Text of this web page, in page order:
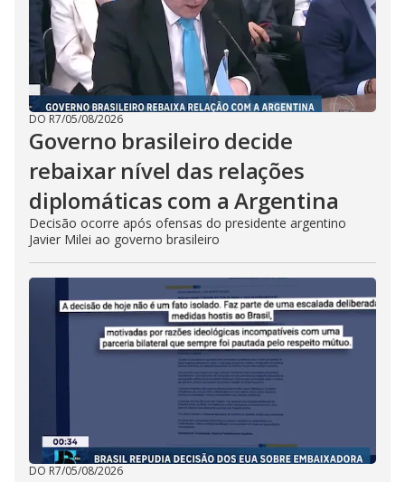
DO R7/05/08/2026
Governo brasileiro decide
rebaixar nível das relações
diplomáticas com a Argentina
Decisão ocorre após ofensas do presidente argentino
Javier Milei ao governo brasileiro
DO R7/05/08/2026